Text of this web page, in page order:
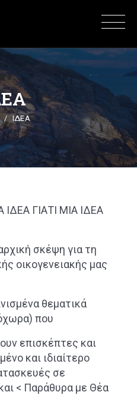
ΙΔΕΑ
ΓΙΑΤΙ ΜΙΑ ΙΔΕΑ
σκέψη για τη
οικογενειακής μας
θεματικά
που
επισκέπτες και
και ιδιαίτερο
σε
< Παράθυρα με Θέα